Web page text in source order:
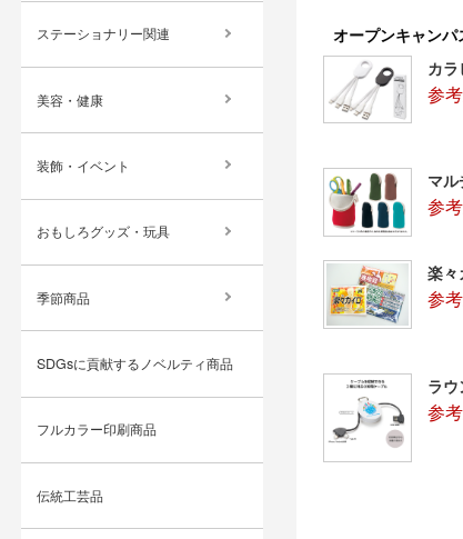
オープンキャン
カ
参
マ
参
楽々
参
ラ
参
ステーショナリー関連
美容・健康
装飾・イベント
おもしろグッズ・玩具
季節商品
SDGsに貢献するノベルティ商品
フルカラー印刷商品
伝統工芸品